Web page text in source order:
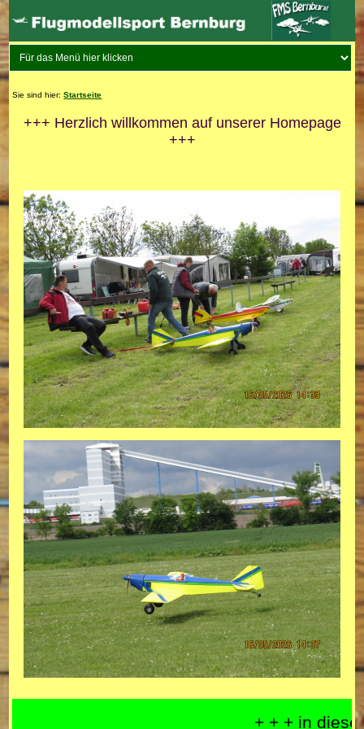
Sie sind hier:Startseite
+++ Herzlich willkommen auf unserer Homepage
+++
+ + + in